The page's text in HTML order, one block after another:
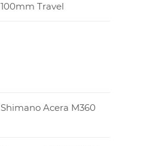
100mm Travel
Shimano Acera M360